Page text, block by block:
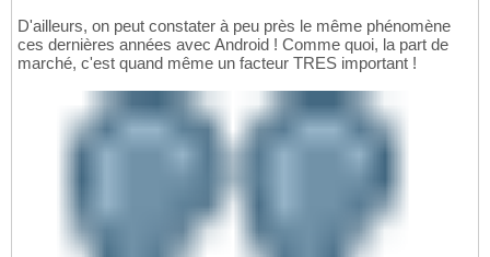
D'ailleurs, on peut constater à peu près le même phénomène
ces dernières années avec Android ! Comme quoi, la part de
marché, c'est quand même un facteur TRES important !